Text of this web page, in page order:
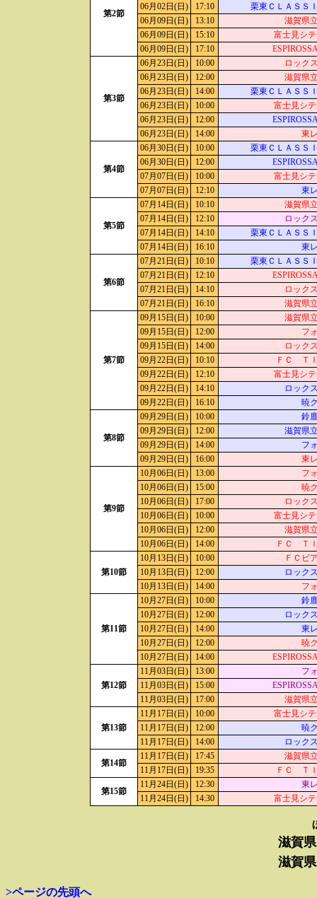
第2節
06月02日(日)
17:10
栗東ＣＬＡＳＳ
06月09日(日)
13:10
滋賀県
06月09日(日)
15:10
富士見シ
06月09日(日)
17:10
第3節
06月23日(日) 10:00
ロック
06月23日(日)
12:00
滋賀県
06月23日(日)
14:00
栗東ＣＬＡＳＳ
06月23日(日)
10:00
富士見シ
06月23日(日)
12:00
06月23日(日)
14:00 東
第4節
06月30日(日) 10:00
栗東ＣＬＡＳＳ
06月30日(日)
12:00
07月07日(日)
10:00
富士見シ
07月07日(日)
12:10 東
第5節
07月14日(日) 10:10
滋賀県
07月14日(日)
12:10
ロック
07月14日(日)
14:10
栗東ＣＬＡＳＳ
07月14日(日)
16:10 東
第6節
07月21日(日) 10:10
栗東ＣＬＡＳＳ
07月21日(日)
12:10
07月21日(日)
14:10
ロック
07月21日(日)
16:10 滋賀県
第7節
09月15日(日) 10:00
滋賀県
09月15日(日)
12:00
フ
09月15日(日)
14:00
ロック
09月22日(日)
10:10
ＦＣ Ｔ
09月22日(日)
12:10
富士見シ
09月22日(日)
14:10
ロック
09月22日(日)
16:10 暁
第8節
09月29日(日) 10:00
鈴
09月29日(日)
12:00
滋賀県
09月29日(日)
14:00
フ
09月29日(日)
16:00 東
第9節
10月06日(日) 13:00
フ
10月06日(日)
15:00
暁
10月06日(日)
17:00
ロック
10月06日(日)
10:00
富士見シ
10月06日(日)
12:00
滋賀県
10月06日(日)
14:00 ＦＣ Ｔ
第10節
10月13日(日) 10:00
ＦＣビ
10月13日(日)
12:00
ロック
10月13日(日)
14:00 フ
第11節
10月27日(日) 10:00
鈴
10月27日(日)
12:00
ロック
10月27日(日)
14:00
東
10月27日(日)
12:00
暁
10月27日(日)
14:00
第12節
11月03日(日) 13:00
フ
11月03日(日)
15:00
11月03日(日)
17:00 滋賀県
第13節
11月17日(日) 10:00
富士見シ
11月17日(日)
12:00
暁
11月17日(日)
14:00 ロック
第14節
11月17日(日) 17:45
滋賀県
11月17日(日)
19:35 ＦＣ Ｔ
第15節
11月24日(日) 12:30
東
11月24日(日)
14:30 富士見シ
滋賀
滋賀
>ページの先頭へ